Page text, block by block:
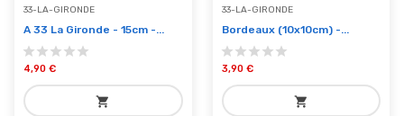
33-LA-GIRONDE
A 33 La Gironde - 15cm -...
4,90 €
shopping_cart
33-LA-GIRONDE
Bordeaux (10x10cm) -...
3,90 €
shopping_cart